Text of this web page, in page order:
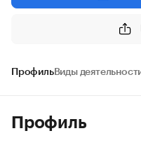
ПрофильВиды
Профиль